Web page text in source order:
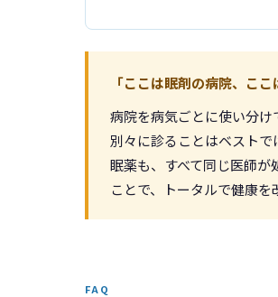
「ここは眠剤の病院、こ
病院を病気ごとに使い分け
別々に診ることはベスト
眠薬も、すべて同じ医師
ことで、トータルで健康を
FAQ